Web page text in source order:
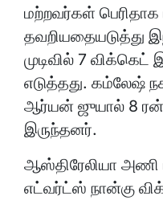
மற்றவர்கள் பெரிதாக
தவறியதையடுத்து
முடிவில் 7 விக்கெட்
எடுத்தது. கம்லேஷ்
ஆர்யன் ஜுயால் 8
இருந்தனர்.
ஆஸ்திரேலியா அணி
எட்வர்ட்ஸ் நான்கு